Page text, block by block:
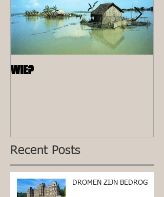
Recent Posts
WIE?
DROMEN ZIJN BEDROG